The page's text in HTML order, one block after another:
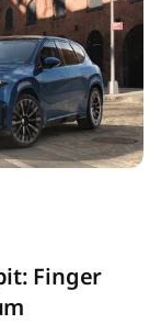
Finger